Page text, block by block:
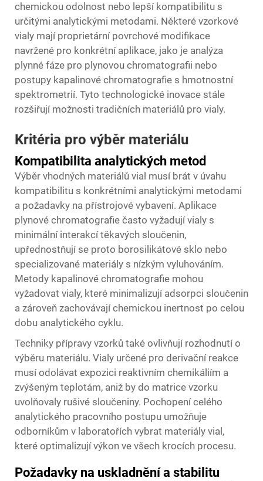
chemickou odolnost nebo lepší kompatibilitu s
určitými analytickými metodami. Některé vzorkové
vialy mají proprietární povrchové modifikace
navržené pro konkrétní aplikace, jako je analýza
plynné fáze pro plynovou chromatografii nebo
postupy kapalinové chromatografie s hmotnostní
spektrometrií. Tyto technologické inovace stále
rozšiřují možnosti tradičních materiálů pro vialy.
Kritéria pro výběr materiálu
Kompatibilita analytických metod
Výběr vhodných materiálů vial musí brát v úvahu
kompatibilitu s konkrétními analytickými metodami
a požadavky na přístrojové vybavení. Aplikace
plynové chromatografie často vyžadují vialy s
minimální interakcí těkavých sloučenin,
upřednostňují se proto borosilikátové sklo nebo
specializované materiály s nízkým vyluhováním.
Metody kapalinové chromatografie mohou
vyžadovat vialy, které minimalizují adsorpci sloučenin
a zároveň zachovávají chemickou inertnost po celou
dobu analytického cyklu.
Techniky přípravy vzorků také ovlivňují rozhodnutí o
výběru materiálu. Vialy určené pro derivační reakce
musí odolávat expozici reaktivním chemikáliím a
zvýšeným teplotám, aniž by do matrice vzorku
uvolňovaly rušivé sloučeniny. Pochopení celého
analytického pracovního postupu umožňuje
odborníkům v laboratořích vybrat materiály vial,
které optimalizují výkon ve všech krocích procesu.
Požadavky na uskladnění a stabilitu